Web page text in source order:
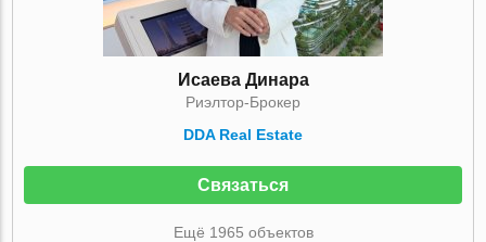
Исаева Динара
Риэлтор-Брокер
DDA Real Estate
Связаться
Ещё 1965 объектов